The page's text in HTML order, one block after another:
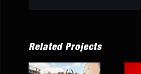
Related Projects